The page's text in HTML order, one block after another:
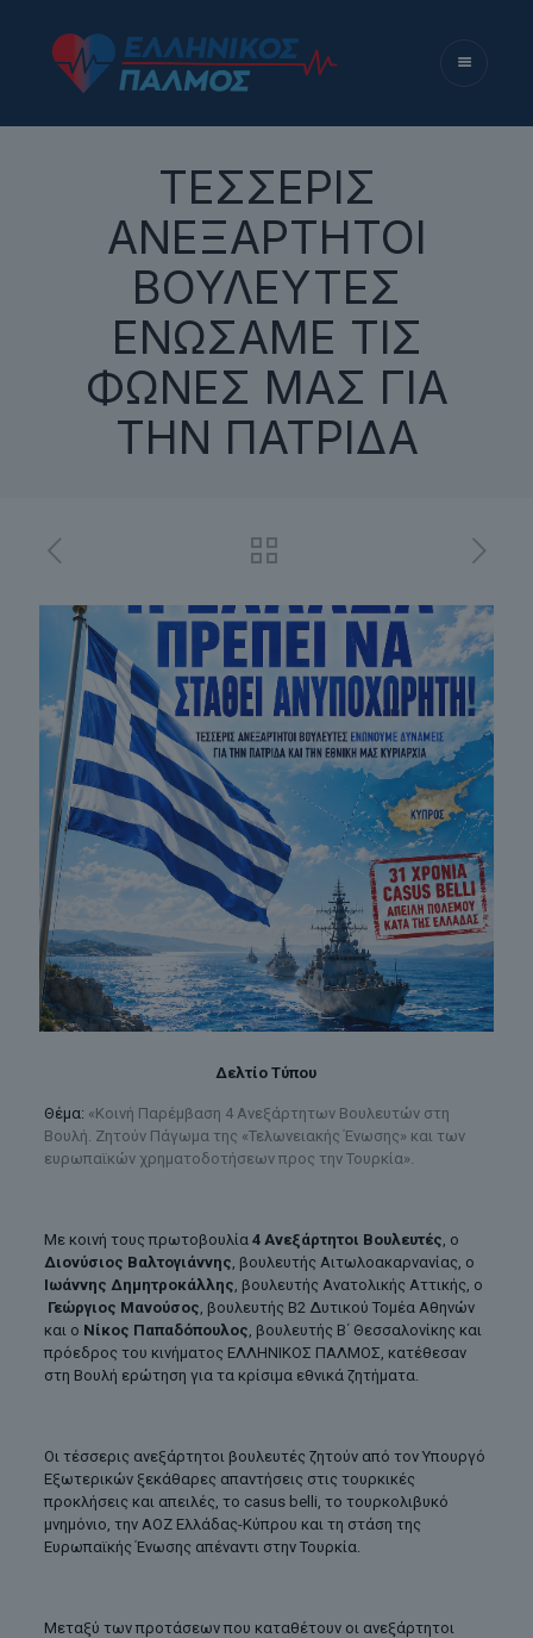
ΤΕΣΣΕΡΙΣ
ΑΝΕΞΑΡΤΗΤΟΙ
ΒΟΥΛΕΥΤΕΣ
ΕΝΩΣΑΜΕ ΤΙΣ
ΦΩΝΕΣ ΜΑΣ ΓΙΑ
ΤΗΝ ΠΑΤΡΙΔΑ
Δελτίο Τύπου
Θέμα: «Κοινή Παρέμβαση 4 Ανεξάρτητων Βουλευτών στη
Βουλή. Ζητούν Πάγωμα της «Τελωνειακής Ένωσης» και των
ευρωπαϊκών χρηματοδοτήσεων προς την Τουρκία».
Με κοινή τους πρωτοβουλία 4 Ανεξάρτητοι Βουλευτές , ο
Διονύσιος Βαλτογιάννης , βουλευτής Αιτωλοακαρνανίας, ο
Ιωάννης Δημητροκάλλης , βουλευτής Ανατολικής Αττικής, ο
Γεώργιος Μανούσος , βουλευτής Β2 Δυτικού Τομέα Αθηνών
και ο Νίκος Παπαδόπουλος , βουλευτής Β΄ Θεσσαλονίκης και
πρόεδρος του κινήματος ΕΛΛΗΝΙΚΟΣ ΠΑΛΜΟΣ, κατέθεσαν
στη Βουλή ερώτηση για τα κρίσιμα εθνικά ζητήματα.
Οι τέσσερις ανεξάρτητοι βουλευτές ζητούν από τον Υπουργό
Εξωτερικών ξεκάθαρες απαντήσεις στις τουρκικές
προκλήσεις και απειλές, το casus belli, το τουρκολιβυκό
μνημόνιο, την ΑΟΖ Ελλάδας-Κύπρου και τη στάση της
Ευρωπαϊκής Ένωσης απέναντι στην Τουρκία.
Μεταξύ των προτάσεων που καταθέτουν οι ανεξάρτητοι